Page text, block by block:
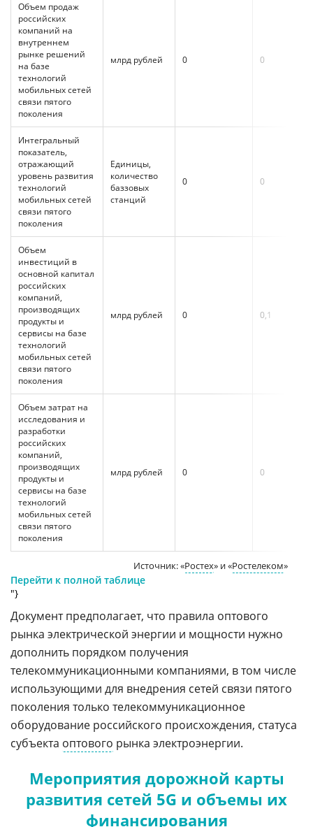
Объем продаж
российских
компаний на
внутреннем
рынке решений
на базе
технологий
мобильных сетей
связи пятого
поколения
млрд рублей 0 0
Интегральный
показатель,
отражающий
уровень развития
технологий
мобильных сетей
связи пятого
поколения
Единицы,
количество
баззовых
станций
0 0
Объем
инвестиций в
основной капитал
российских
компаний,
производящих
продукты и
сервисы на базе
технологий
мобильных сетей
связи пятого
поколения
млрд рублей 0 0,1
Объем затрат на
исследования и
разработки
российских
компаний,
производящих
продукты и
сервисы на базе
технологий
мобильных сетей
связи пятого
поколения
млрд рублей 0 0
Источник: «Ростех» и «Ростелеком»
Перейти к полной таблице
"}
Документ предполагает, что правила оптового
рынка электрической энергии и мощности нужно
дополнить порядком получения
телекоммуникационными компаниями, в том числе
использующими для внедрения сетей связи пятого
поколения только телекоммуникационное
оборудование российского происхождения, статуса
субъекта оптового рынка электроэнергии.
Мероприятия дорожной карты
развития сетей 5G и объемы их
финансирования